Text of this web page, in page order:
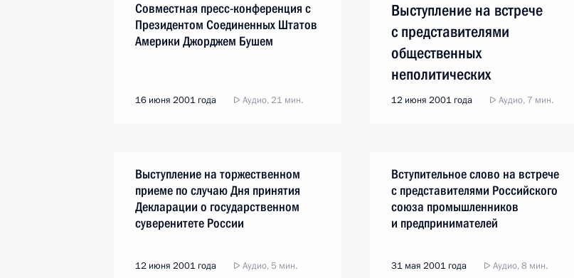
Совместная пресс-конференция c
Президентом Соединенных Штатов
Америки Джорджем Бушем
16 июня 2001 года Аудио, 21 мин.
Выступление на встрече
с представителями
общественных
неполитических
организаций
12 июня 2001 года Аудио, 7 мин.
Выступление на торжественном
приеме по случаю Дня принятия
Декларации о государственном
суверенитете России
12 июня 2001 года Аудио, 5 мин.
Вступительное слово на встрече
с представителями Российского
союза промышленников
и предпринимателей
31 мая 2001 года Аудио, 8 мин.